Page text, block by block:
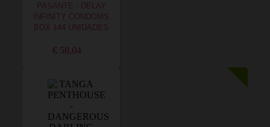
PASANTE - DELAY
INFINITY CONDOMS
BOX 144 UNIDADES
€ 58,04